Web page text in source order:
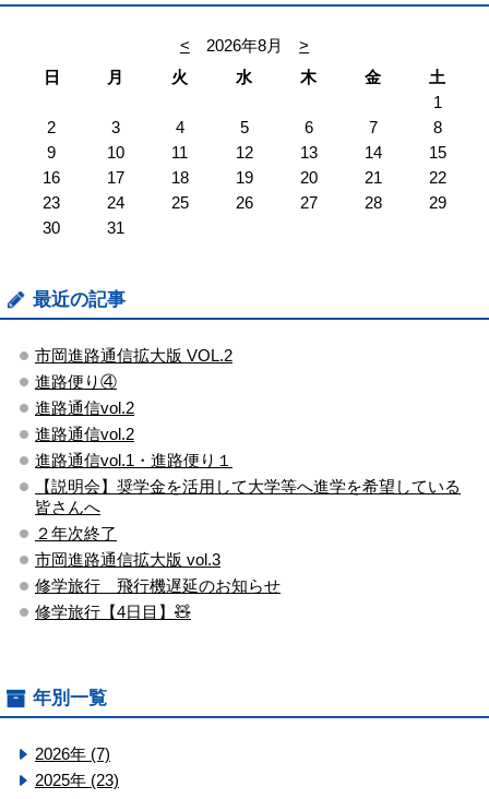
< 2026年8月
>
日
月 火 水 木 金
土
1
2
3 4 5 6 7
8
9
10 11 12 13 14
15
16
17 18 19 20 21
22
23
24 25 26 27 28
29
30
31
最近の記事
市岡進路通信拡大版 VOL.2
進路便り④
進路通信vol.2
進路通信vol.2
進路通信vol.1・進路便り１
【説明会】奨学金を活用して大学等へ進学を希望している
皆さんへ
２年次終了
市岡進路通信拡大版 vol.3
修学旅行 飛行機遅延のお知らせ
修学旅行【4日目】🧸
年別一覧
2026年 (7)
2025年 (23)